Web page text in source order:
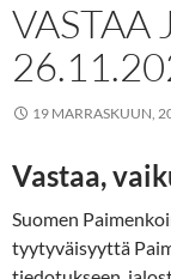
VASTAA
19 MARRASKUUN,
Vastaa,
Suomen
tyytyväisyyttä